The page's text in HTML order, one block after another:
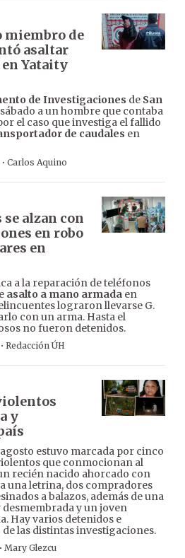
miembro de
asaltar
Yataity
de Investigaciones de San
a un hombre que contaba
el caso que investiga el fallido
de caudales en
· Carlos Aquino
alzan con
en robo
en
a la reparación de teléfonos
asalto a mano armada en
lograron llevarse G.
con un arma. Hasta el
no fueron detenidos.
· Redacción ÚH
y
estuvo marcada por cinco
que conmocionan al
recién nacido ahorcado con
una letrina, dos compradores
a balazos, además de una
desmembrada y un joven
Hay varios detenidos e
las distintas investigaciones.
· Mary Glezcu